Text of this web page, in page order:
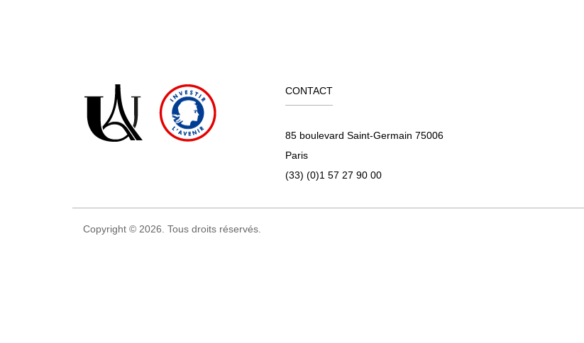
CONTACT
85 boulevard Saint-Germain 75006
Paris
(33) (0)1 57 27 90 00
Copyright © 2026. Tous droits réservés.